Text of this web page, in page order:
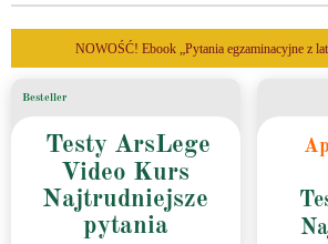
NOWOŚĆ! Ebook „Pytania egzaminacyjne z
Besteller
Testy ArsLege
Video Kurs
Najtrudniejsze
pytania
T